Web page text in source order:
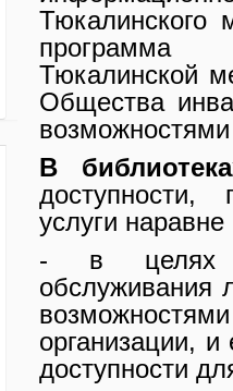
Тюкалинского
программа
Тюкалинской
Общества
В
доступности,
услуги
- в целях
обслуживания
организации,
доступности